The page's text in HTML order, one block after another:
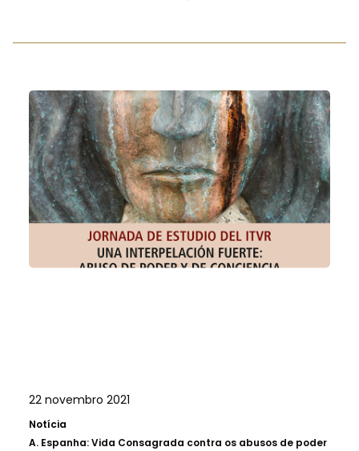
22 novembro 2021
Notícia
A. Espanha: Vida Consagrada contra os abusos de poder